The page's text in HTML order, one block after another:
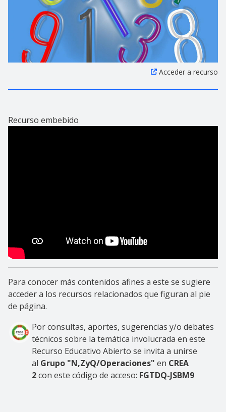
Acceder a recurso
Recurso embebido
Para conocer más contenidos afines a este se sugiere
acceder a los recursos relacionados que figuran al pie
de página.
Por consultas, aportes, sugerencias y/o debates
técnicos sobre la temática involucrada en este
Recurso Educativo Abierto se invita a unirse
al Grupo "N,ZyQ/Operaciones" en CREA
2con este código de acceso: FGTDQ-JSBM9